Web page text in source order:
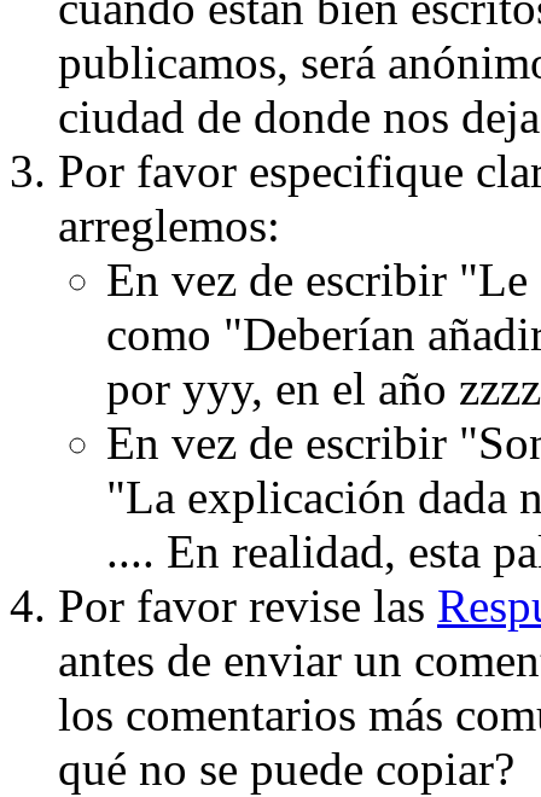
publicamos, será
ciudad de donde nos
Por favor especifique
arreglemos:
En vez de escribir
como "Deberían
por yyy, en el año
En vez de escribir
"La explicación dada
.... En realidad, esta
Por favor revise las
antes de enviar un
los comentarios más
qué no se puede copiar?